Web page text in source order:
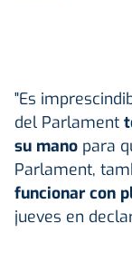
"Es
del Parlament
su mano para
Parlament,
funcionar con
jueves en